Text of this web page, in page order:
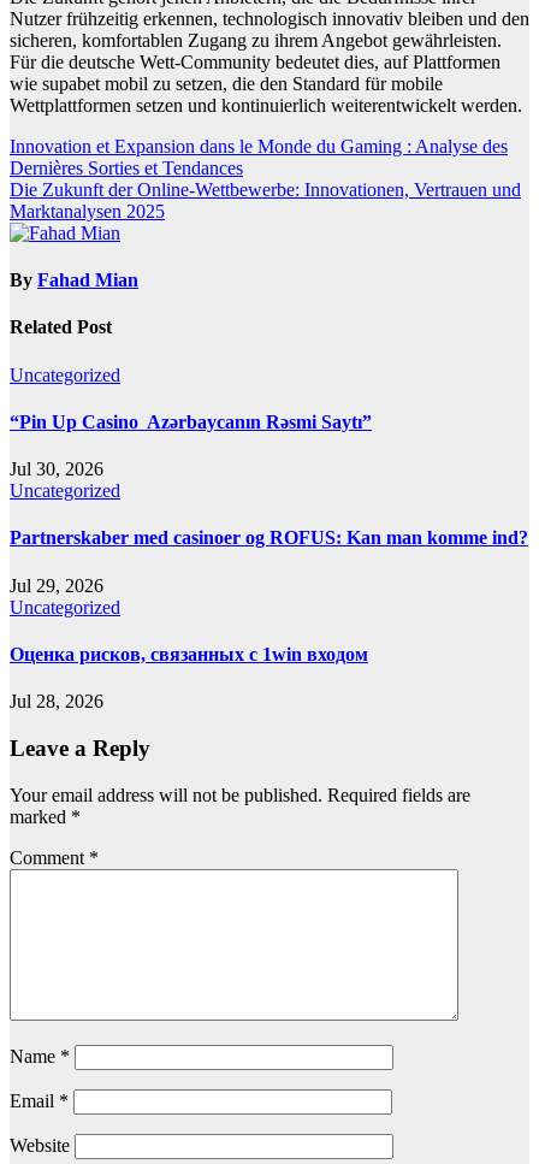
Nutzer frühzeitig erkennen, technologisch innovativ bleiben und den
sicheren, komfortablen Zugang zu ihrem Angebot gewährleisten.
Für die deutsche Wett-Community bedeutet dies, auf Plattformen
wie supabet mobil zu setzen, die den Standard für mobile
Wettplattformen setzen und kontinuierlich weiterentwickelt werden.
Post
navigation
Innovation et Expansion dans le Monde du Gaming : Analyse des
Dernières Sorties et Tendances
Die Zukunft der Online-Wettbewerbe: Innovationen, Vertrauen und
Marktanalysen 2025
By Fahad Mian
Related Post
Uncategorized
“Pin Up Casino ️ Azərbaycanın Rəsmi Saytı”
Jul 30, 2026
Uncategorized
Partnerskaber med casinoer og ROFUS: Kan man komme ind?
Jul 29, 2026
Uncategorized
Оценка рисков, связанных с 1win входом
Jul 28, 2026
Leave a Reply
Your email address will not be published. Required fields are
marked *
Comment *
Name *
Email *
Website